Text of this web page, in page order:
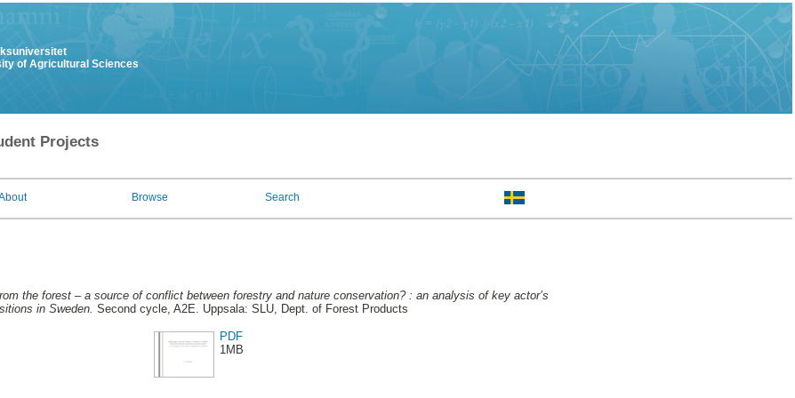
of Agricultural Sciences
Projects
Browse Search
the forest – a source of conflict between forestry and nature conservation? : an analysis of key actor’s
in Sweden. Second cycle, A2E. Uppsala: SLU, Dept. of Forest Products
PDF
1MB